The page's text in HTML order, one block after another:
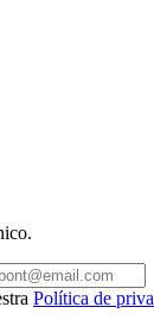
Política de